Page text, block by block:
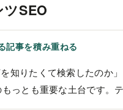
SEO
記事を積み重ねる
知りたくて検索したのか
っとも重要な土台です。